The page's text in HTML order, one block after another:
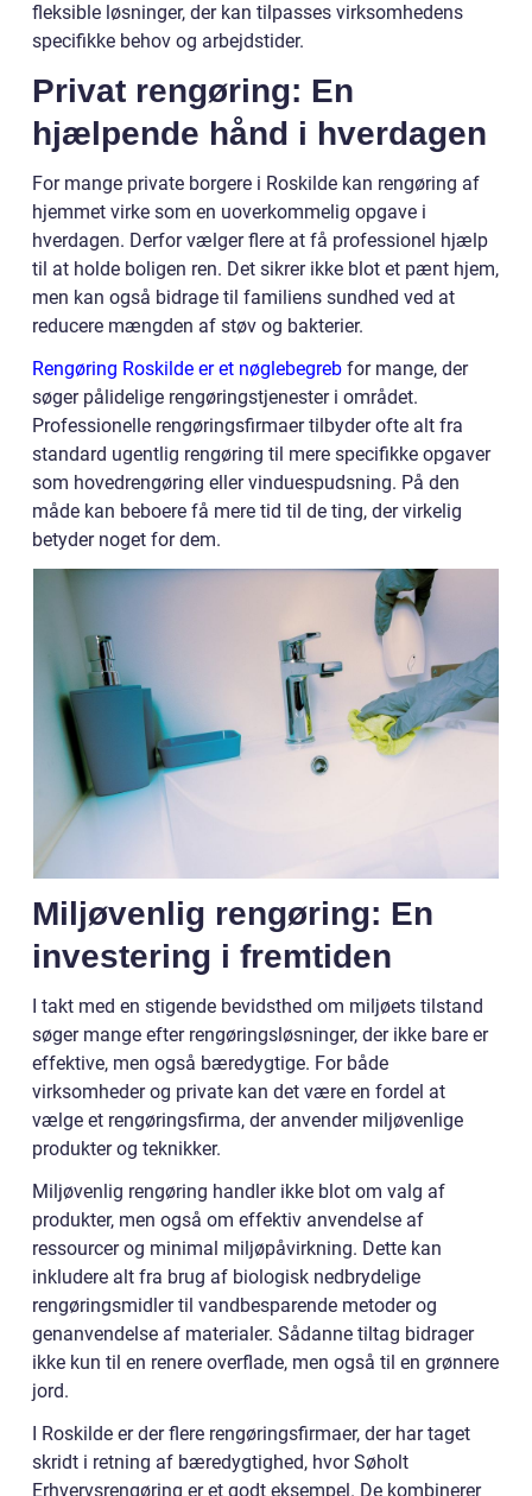
fleksible løsninger, der kan tilpasses virksomhedens
specifikke behov og arbejdstider.
Privat rengøring: En
hjælpende hånd i hverdagen
For mange private borgere i Roskilde kan rengøring af
hjemmet virke som en uoverkommelig opgave i
hverdagen. Derfor vælger flere at få professionel hjælp
til at holde boligen ren. Det sikrer ikke blot et pænt hjem,
men kan også bidrage til familiens sundhed ved at
reducere mængden af støv og bakterier.
Rengøring Roskilde er et nøglebegreb for mange, der
søger pålidelige rengøringstjenester i området.
Professionelle rengøringsfirmaer tilbyder ofte alt fra
standard ugentlig rengøring til mere specifikke opgaver
som hovedrengøring eller vinduespudsning. På den
måde kan beboere få mere tid til de ting, der virkelig
betyder noget for dem.
Miljøvenlig rengøring: En
investering i fremtiden
I takt med en stigende bevidsthed om miljøets tilstand
søger mange efter rengøringsløsninger, der ikke bare er
effektive, men også bæredygtige. For både
virksomheder og private kan det være en fordel at
vælge et rengøringsfirma, der anvender miljøvenlige
produkter og teknikker.
Miljøvenlig rengøring handler ikke blot om valg af
produkter, men også om effektiv anvendelse af
ressourcer og minimal miljøpåvirkning. Dette kan
inkludere alt fra brug af biologisk nedbrydelige
rengøringsmidler til vandbesparende metoder og
genanvendelse af materialer. Sådanne tiltag bidrager
ikke kun til en renere overflade, men også til en grønnere
jord.
I Roskilde er der flere rengøringsfirmaer, der har taget
skridt i retning af bæredygtighed, hvor Søholt
Erhvervsrengøring er et godt eksempel. De kombinerer